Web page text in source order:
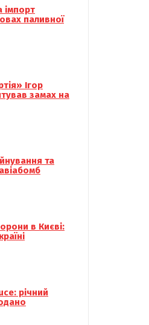
імпорт
паливної
Ігор
замах на
та
в Києві:
річний